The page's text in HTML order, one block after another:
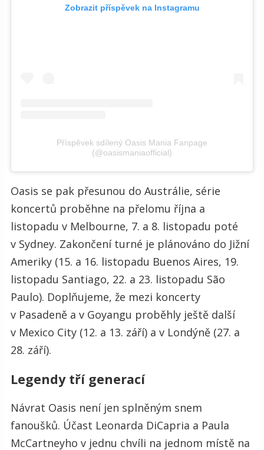
Zobrazit příspěvek na Instagramu
Příspěvek sdílený Oasis Mania Fanpage
(@oasismaniaofficial)
Oasis se pak přesunou do Austrálie, série
koncertů proběhne na přelomu října a
listopadu v Melbourne, 7. a 8. listopadu poté
v Sydney. Zakončení turné je plánováno do Jižní
Ameriky (15. a 16. listopadu Buenos Aires, 19.
listopadu Santiago, 22. a 23. listopadu São
Paulo). Doplňujeme, že mezi koncerty
v Pasadeně a v Goyangu proběhly ještě další
v Mexico City (12. a 13. září) a v Londýně (27. a
28. září).
Legendy tří generací
Návrat Oasis není jen splněným snem
fanoušků. Účast Leonarda DiCapria a Paula
McCartneyho v jednu chvíli na jednom místě na